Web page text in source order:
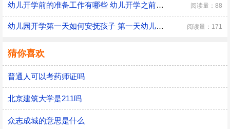
幼儿开学前的准备工作有哪些 幼儿开学之前具体的准备工作 阅读量：88
幼儿园开学第一天如何安抚孩子 第一天幼儿园开学安抚孩子的注意事项 阅读量：171
猜你喜欢
普通人可以考药师证吗
北京建筑大学是211吗
众志成城的意思是什么